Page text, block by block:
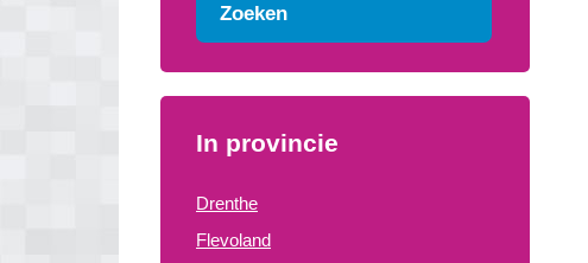
Zoeken
In provincie
Drenthe
Flevoland